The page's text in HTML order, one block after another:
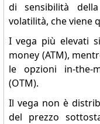
di sensibilità
volatilità, che viene
I vega più elevati
money (ATM),
le opzioni in-the-
(OTM).
Il vega non è
del prezzo